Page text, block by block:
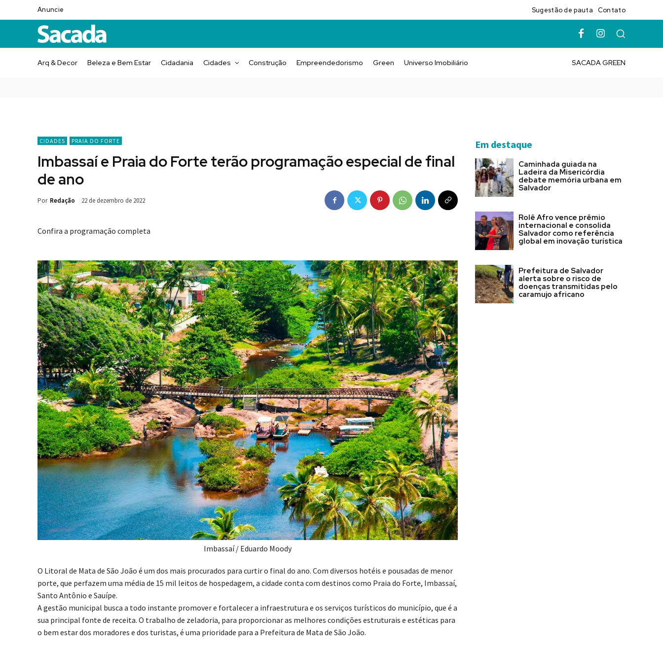
Anuncie Sugestão de pauta Contato
Arq & Decor Beleza e Bem Estar Cidadania Cidades Construção Empreendedorismo Green Universo Imobiliário SACADA GREEN
CIDADES PRAIA DO FORTE
Imbassaí e Praia do Forte ​terão programação especial de final
de ano
Por Redação 22 de dezembro de 2022
Confira a programação completa
Imbassaí / Eduardo Moody
O Litoral de Mata de São João é um dos mais procurados para curtir o final do ano. Com diversos hotéis e pousadas de menor
porte, que perfazem uma média de 15 mil leitos de hospedagem, a cidade conta com destinos como Praia do Forte, Imbassaí,
Santo Antônio e Sauípe.
A gestão municipal busca a todo instante promover e fortalecer a infraestrutura e os serviços turísticos do município, que é a
sua principal fonte de receita. O trabalho de zeladoria, para proporcionar as melhores condições estruturais e estéticas para
o bem estar dos moradores e dos turistas, é uma prioridade para a Prefeitura de Mata de São João.
Em destaque
Caminhada guiada na
Ladeira da Misericórdia
debate memória urbana em
Salvador
Rolê Afro vence prêmio
internacional e consolida
Salvador como referência
global em inovação turística
Prefeitura de Salvador
alerta sobre o risco de
doenças transmitidas pelo
caramujo africano